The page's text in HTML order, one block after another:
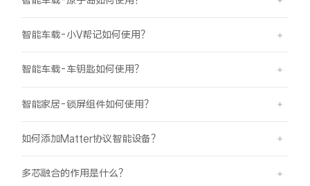
智能车载-小V帮记如何使用？
智能车载-车钥匙如何使用？
智能家居-锁屏组件如何使用？
如何添加Matter协议智能设备？
多芯融合的作用是什么？